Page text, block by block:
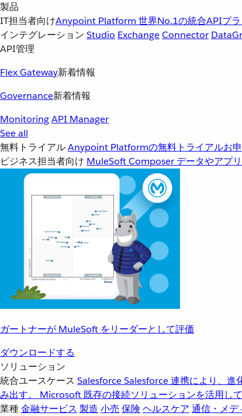
製品
IT担当者向けAnypoint Platform 世界No.1の統合APIプ
インテグレーション Studio ExchangeConnector
API管理
Flex Gateway新着情報
Governance新着情報
MonitoringAPI Manager
See all
無料トライアルAnypoint Platformの無料トライアルお
ビジネス担当者向け MuleSoft Composer データやアプ
ガートナーが MuleSoft をリーダーとして評価
ダウンロードする
ソリューション
統合ユースケース SalesforceSalesforce 連携により、進
み出す。
Microsoft 既存の接続ソリューションを活用し
業種金融サービス 製造 小売 保険 ヘルスケア 通信・メデ